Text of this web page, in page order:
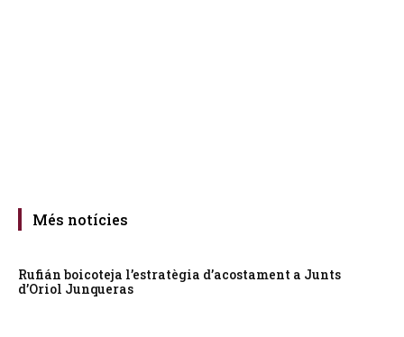
Més notícies
Rufián boicoteja l’estratègia d’acostament a Junts
d’Oriol Junqueras